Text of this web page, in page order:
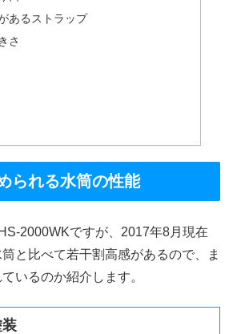
あるストラップ
さ
られる水筒の性能
2000WKですが、2017年8月現在
と比べて若干割高感があるので、ま
いるのか紹介します。